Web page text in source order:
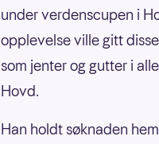
under verdenscupen i
opplevelse ville gitt
som jenter og gutter i
Hovd.
Han holdt søknaden